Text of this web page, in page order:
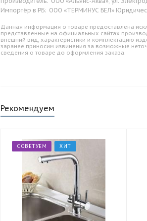
Импортёр в РБ: ООО «ТЕРМИНУС БЕЛ»
Данная информация о товаре предоставлена
представленные на официальных сайтах
внешний вид, характеристики и комплектацию
заранее приносим извинения за возможные
сведения о товаре до оформления заказа.
Рекомендуем
СОВЕТУЕМ ХИТ